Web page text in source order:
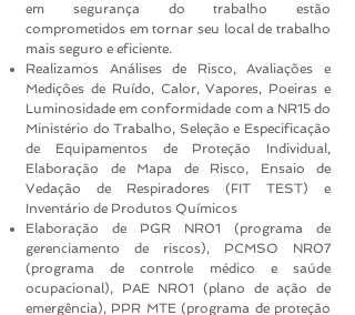
em segurança do trabalho estão
comprometidos em tornar seu local de trabalho
mais seguro e eficiente.
Realizamos Análises de Risco, Avaliações e
Medições de Ruído, Calor, Vapores, Poeiras e
Luminosidade em conformidade com a NR15 do
Ministério do Trabalho, Seleção e Especificação
de Equipamentos de Proteção Individual,
Elaboração de Mapa de Risco, Ensaio de
Vedação de Respiradores (FIT TEST) e
Inventário de Produtos Químicos
Elaboração de PGR NR01 (programa de
gerenciamento de riscos), PCMSO NR07
(programa de controle médico e saúde
ocupacional), PAE NR01 (plano de ação de
emergência), PPR MTE (programa de proteção